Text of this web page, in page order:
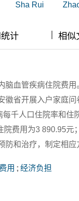
Sha Rui
计 相似
脑血管疾病住院费
徽省开展入户家庭
每千人口住院率和
院费用为3 890.95
防和治疗，制定相
用 ; 经济负担